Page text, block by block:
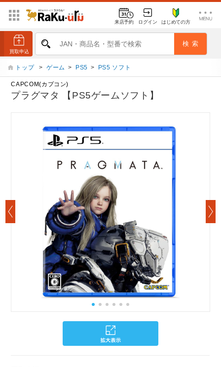
来店予約 ログイン はじめての方
トップ > ゲーム > PS5 > PS5 ソフト
CAPCOM(カプコン)
プラグマタ 【PS5ゲームソフト】